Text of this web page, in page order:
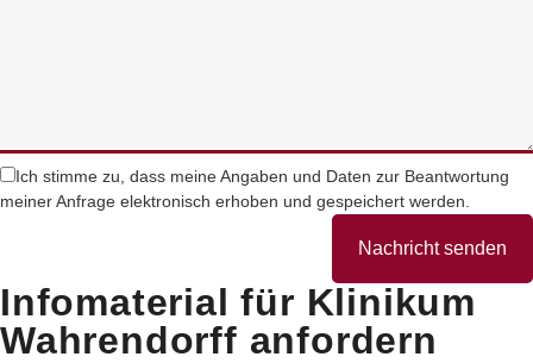
Ich stimme zu, dass meine Angaben und Daten zur Beantwortung
meiner Anfrage elektronisch erhoben und gespeichert werden.
Nachricht senden
Infomaterial für Klinikum
Wahrendorff anfordern